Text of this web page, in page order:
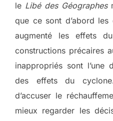
le Libé des Géographes
que ce sont d’abord les
augmenté les effets
constructions précaires
inappropriés sont
des effets du
d’accuser le
mieux regarder les